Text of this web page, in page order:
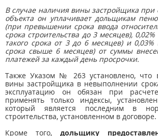
В случае наличия вины застройщика при
объекта он уплачивает дольщикам
(при превышении срока ввода
срока строительства до 3 месяцев),
такого срока от 3 до 6 месяцев) и
срока свыше 6 месяцев) от суммы
платежей за каждый день просрочки.
Также Указом № 263 установлено, что
вины застройщика в невыполнении
эксплуатацию он обязан при
применять только индексы,
который является последним в
строительства, установленном в договоре.
Кроме того, дольщику